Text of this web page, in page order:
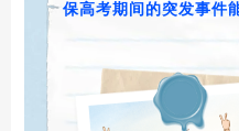
保高考期间的突发事件